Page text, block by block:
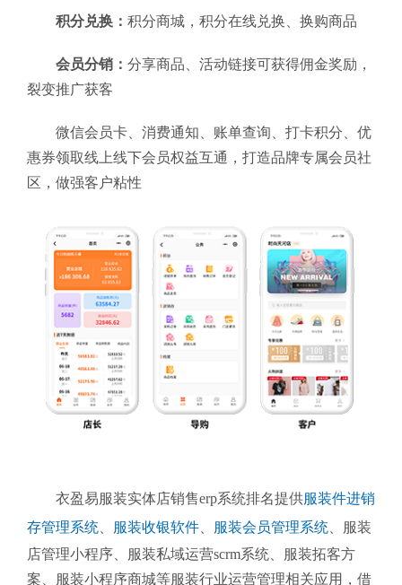
积分兑换： 积分商城，积分在线兑换、换购商品
会员分销： 分享商品、活动链接可获得佣金奖励，
裂变推广获客
微信会员卡、消费通知、账单查询、打卡积分、优
惠券领取线上线下会员权益互通，打造品牌专属会员社
区，做强客户粘性
衣盈易服装实体店销售erp系统排名提供服装件进销
存管理系统
服装收银软件 服装会员管理系统
服装
店管理小程序、服装私域运营scrm系统、服装拓客方
案、服装小程序商城等服装行业运营管理相关应用，借